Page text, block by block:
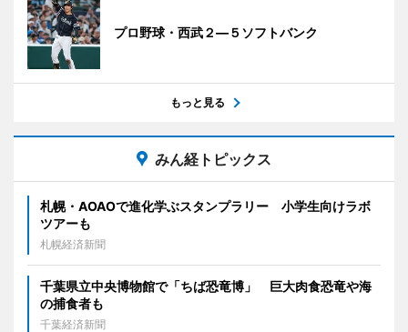
プロ野球・西武２―５ソフトバンク
もっと見る
みん経トピックス
札幌・AOAOで進化学ぶスタンプラリー 小学生向けラボ
ツアーも
札幌経済新聞
千葉県立中央博物館で「ちば恐竜博」 巨大肉食恐竜や海
の捕食者も
千葉経済新聞